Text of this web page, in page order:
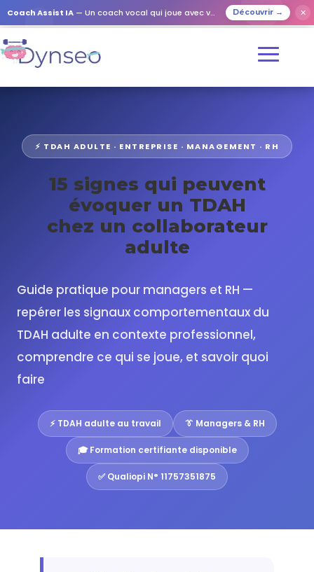
Coach Assist IA — Un coach vocal qui joue avec vos proches Découvrir → ✕
⚡ TDAH ADULTE · ENTREPRISE · MANAGEMENT · RH
15 signes qui peuvent
évoquer un TDAH
chez un collaborateur
adulte
Guide pratique pour managers et RH —
repérer les signaux comportementaux du
TDAH adulte en contexte professionnel,
comprendre ce qui se joue, et savoir quoi
faire
⚡ TDAH adulte au travail 👔 Managers & RH
🎓 Formation certifiante disponible
✅ Qualiopi N° 11757351875